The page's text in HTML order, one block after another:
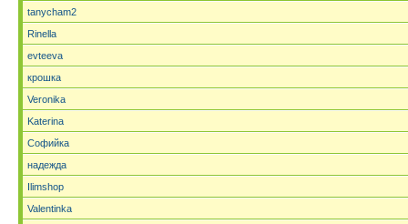
tanycham2
Rinella
evteeva
крошка
Veronika
Katerina
Софийка
надежда
Ilimshop
Valentinka